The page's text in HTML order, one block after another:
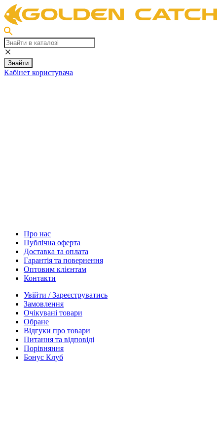
Знайти
Кабінет користувача
Про нас
Публічна оферта
Доставка та оплата
Гарантія та повернення
Оптовим клієнтам
Контакти
Увійти / Зареєструватись
Замовлення
Очікувані товари
Обране
Відгуки про товари
Питання та відповіді
Порівняння
Бонус Клуб